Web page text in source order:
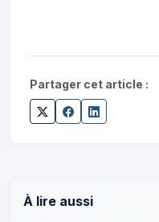
Partager cet article :
À lire aussi